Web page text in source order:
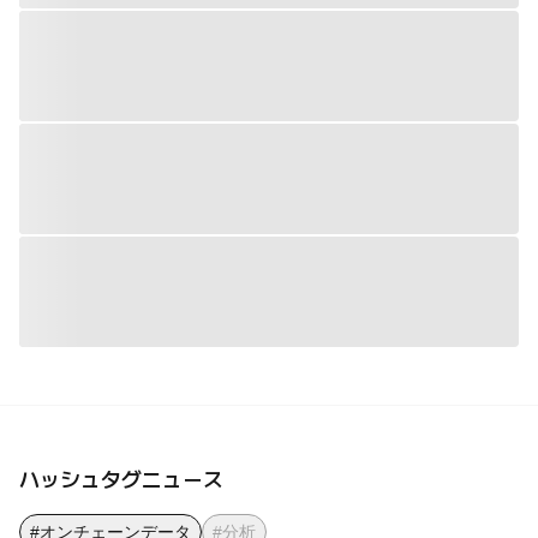
ハッシュタグニュース
#オンチェーンデータ #分析